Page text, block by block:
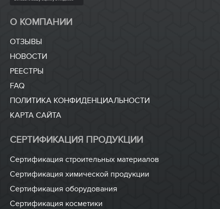
О КОМПАНИИ
ОТЗЫВЫ
НОВОСТИ
РЕЕСТРЫ
FAQ
ПОЛИТИКА КОНФИДЕНЦИАЛЬНОСТИ
КАРТА САЙТА
СЕРТИФИКАЦИЯ ПРОДУКЦИИ
Сертификация строительных материалов
Сертификация химической продукции
Сертификация оборудования
Сертификация косметики